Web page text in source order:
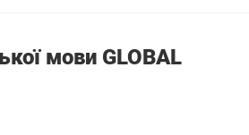
мови GLOBAL